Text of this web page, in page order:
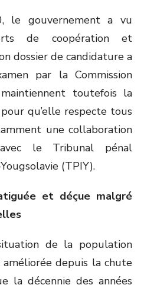
le gouvernement a vu
de coopération et
dossier de candidature a
par la Commission
toutefois la
qu’elle respecte tous
une collaboration
le Tribunal pénal
(TPIY).
et déçue malgré
de la population
depuis la chute
la décennie des années